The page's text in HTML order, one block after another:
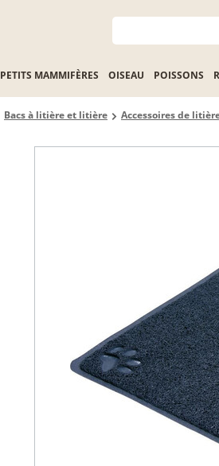
PETITS MAMMIFÈRES OISEAU POISSONS
Bacs à litière et litière Accessoires de